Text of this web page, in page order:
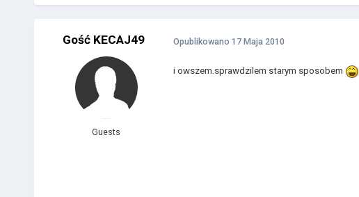
Gość KECAJ49
Guests
Opublikowano 17 Maja 2010
i owszem.sprawdzilem starym sposobem